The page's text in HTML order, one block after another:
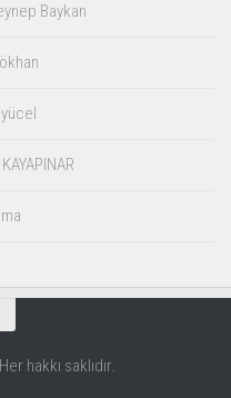
Baykan
yücel
hakkı saklıdır.